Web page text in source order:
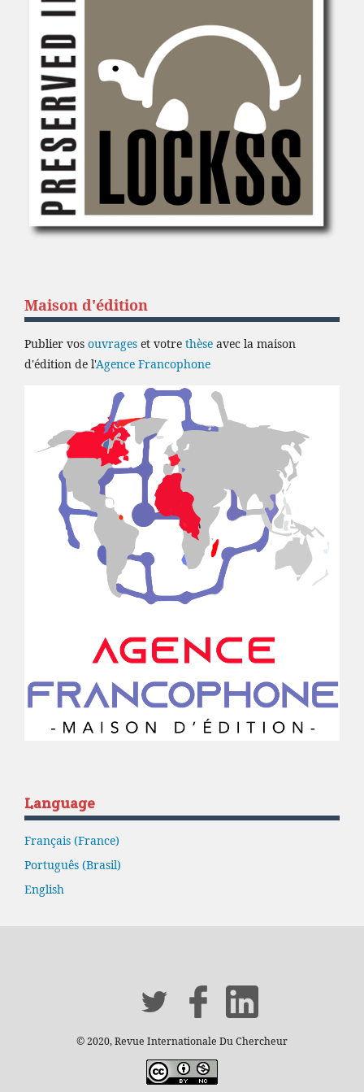
Maison d'édition
Publier vos ouvrages et votre thèse avec la maison
d'édition de l'Agence Francophone
Language
Français (France)
Português (Brasil)
English
© 2020, Revue Internationale Du Chercheur